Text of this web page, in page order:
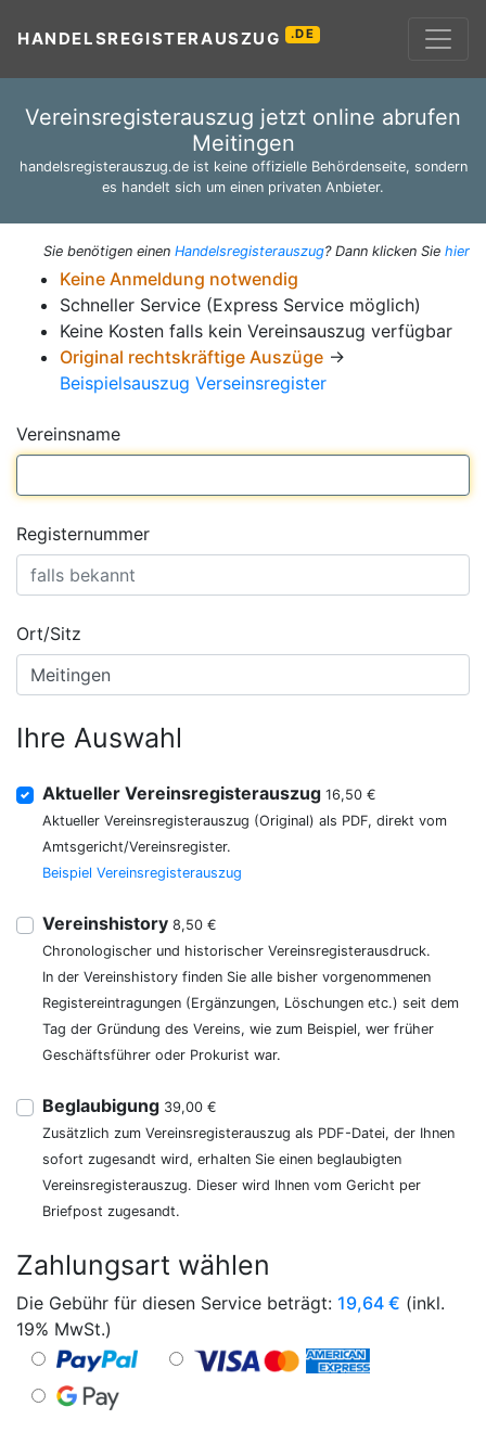
HANDELSREGISTERAUSZUG .DE
Vereinsregisterauszug jetzt online abrufen
Meitingen
handelsregisterauszug.de ist keine offizielle Behördenseite, sondern
es handelt sich um einen privaten Anbieter.
Sie benötigen einen Handelsregisterauszug? Dann klicken Sie hier
Keine Anmeldung notwendig
Schneller Service (Express Service möglich)
Keine Kosten falls kein Vereinsauszug verfügbar
Original rechtskräftige Auszüge →
Beispielsauszug Verseinsregister
Vereinsname
Registernummer
Ort/Sitz
Ihre Auswahl
Aktueller Vereinsregisterauszug 16,50 €
Aktueller Vereinsregisterauszug (Original) als PDF, direkt vom
Amtsgericht/Vereinsregister.
Beispiel Vereinsregisterauszug
Vereinshistory 8,50 €
Chronologischer und historischer Vereinsregisterausdruck.
In der Vereinshistory finden Sie alle bisher vorgenommenen
Registereintragungen (Ergänzungen, Löschungen etc.) seit dem
Tag der Gründung des Vereins, wie zum Beispiel, wer früher
Geschäftsführer oder Prokurist war.
Beglaubigung 39,00 €
Zusätzlich zum Vereinsregisterauszug als PDF-Datei, der Ihnen
sofort zugesandt wird, erhalten Sie einen beglaubigten
Vereinsregisterauszug. Dieser wird Ihnen vom Gericht per
Briefpost zugesandt.
Zahlungsart wählen
Die Gebühr für diesen Service beträgt: 19,64 € (inkl.
19% MwSt.)